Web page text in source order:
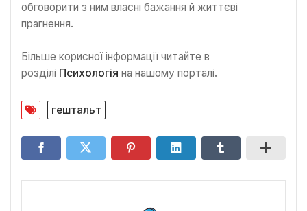
обговорити з ним власні бажання й життєві
прагнення.
Більше корисної інформації читайте в
розділі Психологія на нашому порталі.
гештальт